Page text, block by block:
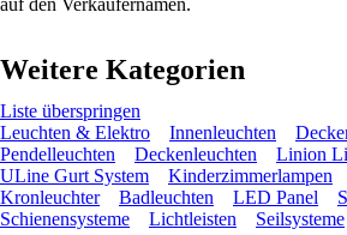
auf den Verkäufernamen.
Weitere Kategorien
Liste überspringen
Leuchten & Elektro
Innenleuchten
Pendelleuchten
Deckenleuchten
Linion
ULine Gurt System
Kinderzimmerlampen
Kronleuchter
Badleuchten LED Panel
Schienensysteme
Lichtleisten Seilsysteme